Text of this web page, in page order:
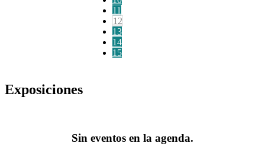
11
12
13
14
15
Exposiciones
Sin eventos en la agenda.